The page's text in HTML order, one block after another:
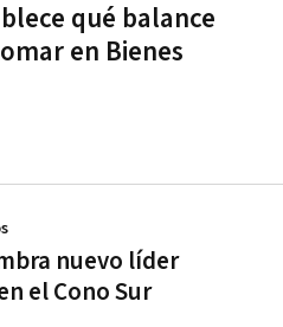
qué balance
en Bienes
nuevo líder
el Cono Sur